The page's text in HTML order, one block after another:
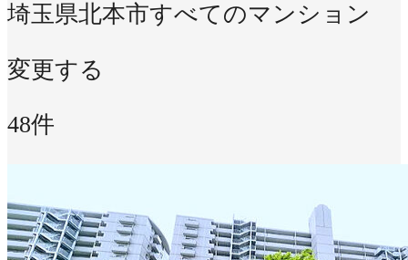
埼玉県北本市すべてのマンション
変更する
48件